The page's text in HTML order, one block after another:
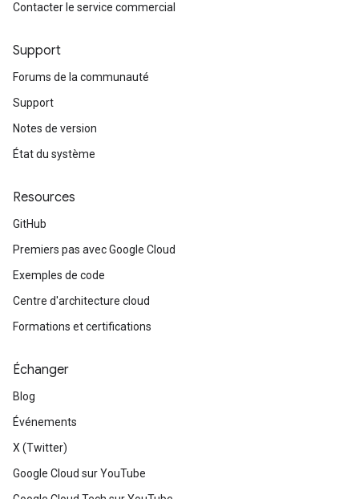
Contacter le service commercial
Support
Forums de la communauté
Support
Notes de version
État du système
Resources
GitHub
Premiers pas avec Google Cloud
Exemples de code
Centre d'architecture cloud
Formations et certifications
Échanger
Blog
Événements
X (Twitter)
Google Cloud sur YouTube